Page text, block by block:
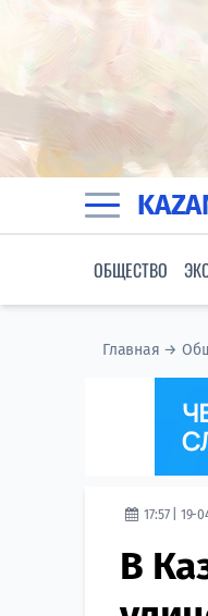
ОБЩЕСТВО
Главная →
17:57 | 19-
В